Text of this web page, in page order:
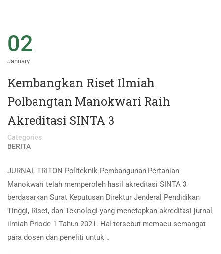
02
January
Kembangkan Riset Ilmiah
Polbangtan Manokwari Raih
Akreditasi SINTA 3
Categories
BERITA
JURNAL TRITON Politeknik Pembangunan Pertanian
Manokwari telah memperoleh hasil akreditasi SINTA 3
berdasarkan Surat Keputusan Direktur Jenderal Pendidikan
Tinggi, Riset, dan Teknologi yang menetapkan akreditasi jurnal
ilmiah Priode 1 Tahun 2021. Hal tersebut memacu semangat
para dosen dan peneliti untuk …